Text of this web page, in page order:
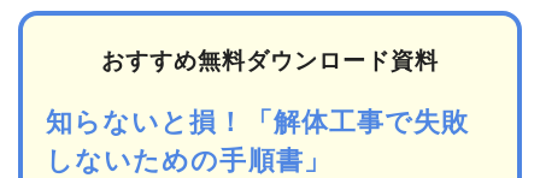
おすすめ無料ダウンロード資料
知らないと損！「解体工事で失敗
しないための手順書」